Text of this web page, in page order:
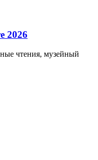
2026
чтения, музейный